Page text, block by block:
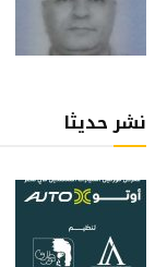
نشر حديثا